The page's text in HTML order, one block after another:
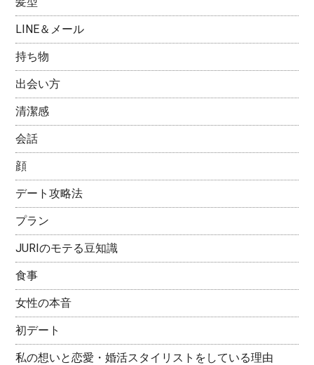
LINE＆メール
持ち物
出会い方
清潔感
会話
顔
デート攻略法
プラン
JURIのモテる豆知識
食事
女性の本音
初デート
私の想いと恋愛・婚活スタイリストをしている理由